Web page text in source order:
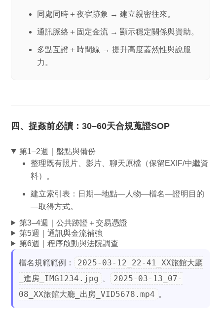
同處同時＋夜宿跡象 → 建立親密往來。
通訊脈絡＋固定金流 → 顯示穩定關係與資助。
多點互證＋時間線 → 提升高度蓋然性與說服
力。
四、捉姦前必讀：30–60天合規蒐證SOP
第1–2週｜盤點與備份
整理既有照片、影片、聊天原檔 （保留EXIF/中繼資
料）。
建立索引表：日期—地點—人物—檔名—證明目的
—取得方式。
第3–4週｜公共跡證＋交易憑證
第5週｜通訊與金流補強
第6週｜程序啟動與法院調查
檔名規範範例： 2025-03-12_22-41_XX旅館大廳
_進房_IMG1234.jpg
、 2025-03-13_07-
08_XX旅館大廳_出房_VID5678.mp4 。